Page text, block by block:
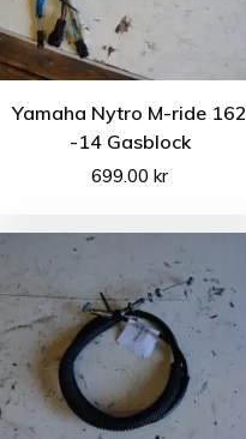
Yamaha Nytro M-ride 162
-14 Gasblock
699.00kr